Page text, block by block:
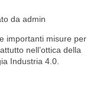
da admin
importanti misure per
nell’ottica della
Industria 4.0.